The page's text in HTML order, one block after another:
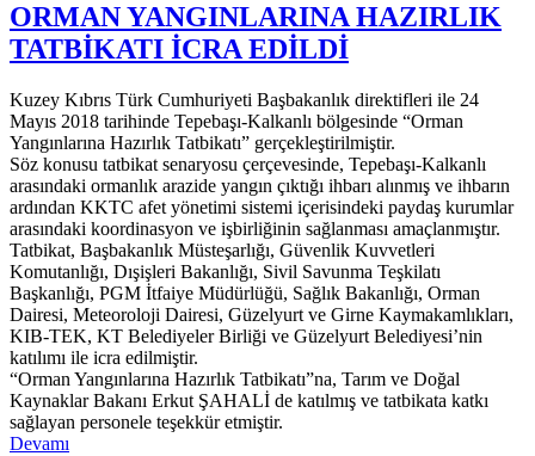
ORMAN YANGINLARINA HAZIRLIK
TATBİKATI İCRA EDİLDİ
Kuzey Kıbrıs Türk Cumhuriyeti Başbakanlık direktifleri ile 24
Mayıs 2018 tarihinde Tepebaşı-Kalkanlı bölgesinde “Orman
Yangınlarına Hazırlık Tatbikatı” gerçekleştirilmiştir.
Söz konusu tatbikat senaryosu çerçevesinde, Tepebaşı-Kalkanlı
arasındaki ormanlık arazide yangın çıktığı ihbarı alınmış ve ihbarın
ardından KKTC afet yönetimi sistemi içerisindeki paydaş kurumlar
arasındaki koordinasyon ve işbirliğinin sağlanması amaçlanmıştır.
Tatbikat, Başbakanlık Müsteşarlığı, Güvenlik Kuvvetleri
Komutanlığı, Dışişleri Bakanlığı, Sivil Savunma Teşkilatı
Başkanlığı, PGM İtfaiye Müdürlüğü, Sağlık Bakanlığı, Orman
Dairesi, Meteoroloji Dairesi, Güzelyurt ve Girne Kaymakamlıkları,
KIB-TEK, KT Belediyeler Birliği ve Güzelyurt Belediyesi’nin
katılımı ile icra edilmiştir.
“Orman Yangınlarına Hazırlık Tatbikatı”na, Tarım ve Doğal
Kaynaklar Bakanı Erkut ŞAHALİ de katılmış ve tatbikata katkı
sağlayan personele teşekkür etmiştir.
Devamı